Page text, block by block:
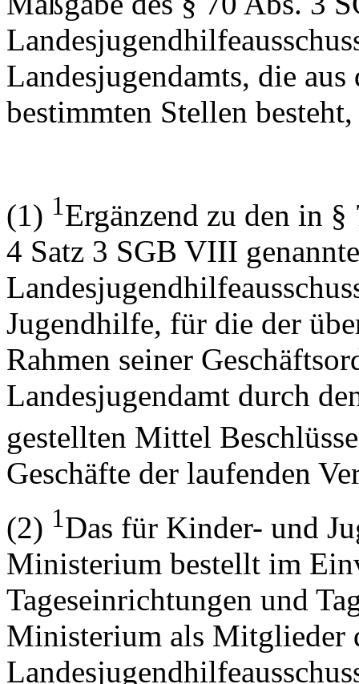
Landesjugendamts, die
bestimmten Stellen
(1) 1Ergänzend zu den in
4 Satz 3 SGB VIII
Jugendhilfe, für die der
Rahmen seiner
Landesjugendamt durch
gestellten Mittel
Geschäfte der laufenden
(2) 1Das für Kinder- und
Ministerium bestellt im
Tageseinrichtungen und
Ministerium als Mitglieder